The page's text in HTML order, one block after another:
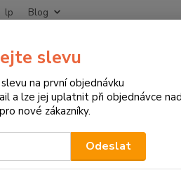
lp Blog
Hledat
moto Safe Max chránič páteře / zad
/ zad pro
slevu
na první objednávku
a lze jej uplatnit při objednávce
nové zákazníky.
Odeslat